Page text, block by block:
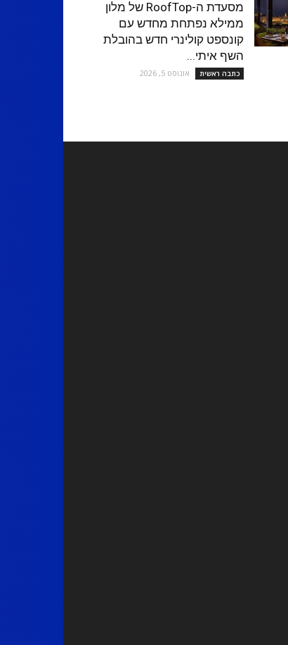
מסעדת ה-RoofTop של מלון
ממילא נפתחת מחדש עם
קונספט קולינרי חדש בהובלת
השף איתי...
כתבה ראשית אוגוסט 5, 2026